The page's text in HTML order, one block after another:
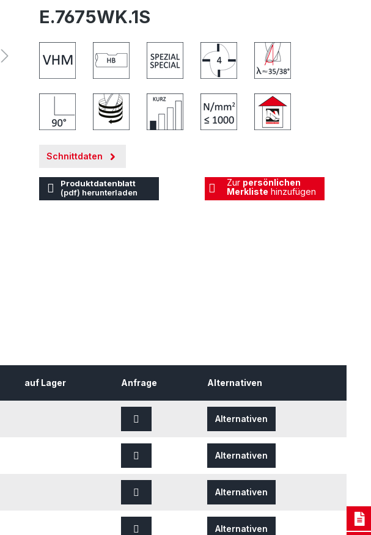
E.7675WK.1S
Schnittdaten
Produktdatenblatt
(pdf) herunterladen
Zur persönlichen
Merkliste hinzufügen
auf Lager Anfrage Alternativen
Alternativen
Alternativen
Alternativen
Alternativen